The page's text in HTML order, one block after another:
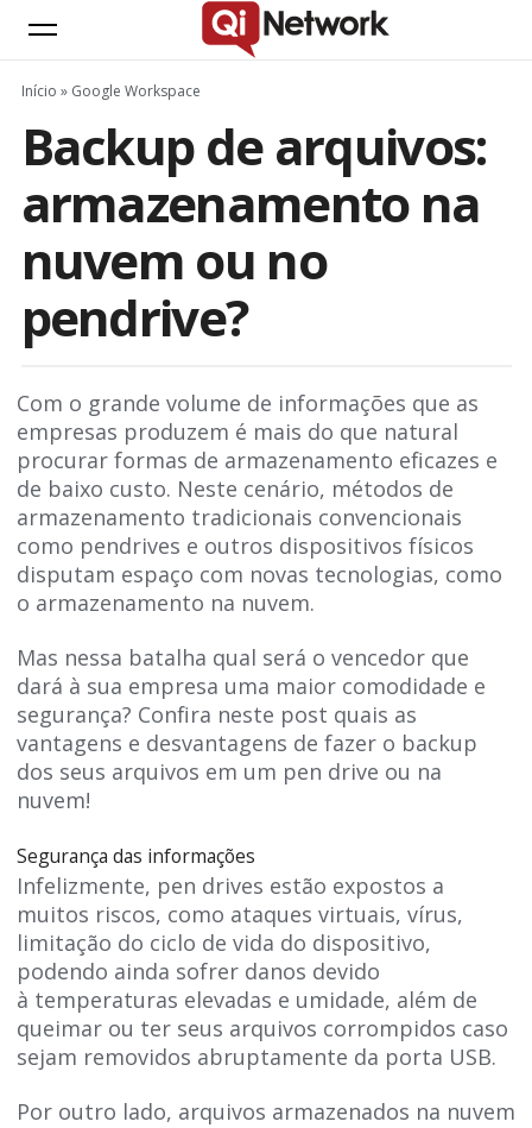
Início » Google Workspace
Backup de arquivos:
armazenamento na
nuvem ou no
pendrive?
Com o grande volume de informações que as
empresas produzem é mais do que natural
procurar formas de armazenamento eficazes e
de baixo custo. Neste cenário, métodos de
armazenamento tradicionais convencionais
como pendrives e outros dispositivos físicos
disputam espaço com novas tecnologias, como
o armazenamento na nuvem.
Mas nessa batalha qual será o vencedor que
dará à sua empresa uma maior comodidade e
segurança? Confira neste post quais as
vantagens e desvantagens de fazer o backup
dos seus arquivos em um pen drive ou na
nuvem!
Segurança das informações
Infelizmente, pen drives estão expostos a
muitos riscos, como ataques virtuais, vírus,
limitação do ciclo de vida do dispositivo,
podendo ainda sofrer danos devido
à temperaturas elevadas e umidade, além de
queimar ou ter seus arquivos corrompidos caso
sejam removidos abruptamente da porta USB.
Por outro lado, arquivos armazenados na nuvem